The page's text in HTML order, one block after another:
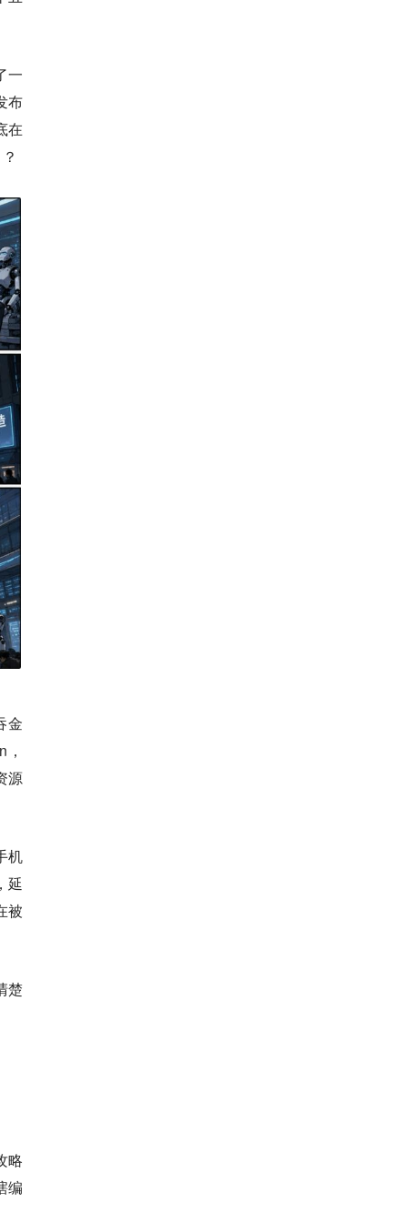
一
布
在
金
源
机
延
被
楚
略
编